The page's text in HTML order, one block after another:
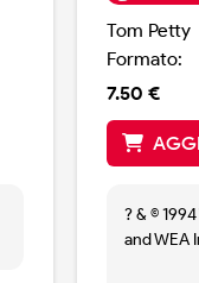
Tom Petty
Formato:
7.50 €
? & ©
and WEA
Made in